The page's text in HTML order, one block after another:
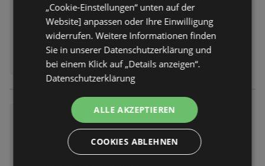
Globus: Wochenangebote
Prospekt nicht mehr gültig
Abgelaufen am: 01.08.2026
„Cookie-Einstellungen“ unten auf der
Website] anpassen oder Ihre Einwilligung
widerrufen. Weitere Informationen finden
Sie in unserer Datenschutzerklärung und
bei einem Klick auf „Details anzeigen“.
Datenschutzerklärung
ALLE AKZEPTIEREN
COOKIES ABLEHNEN